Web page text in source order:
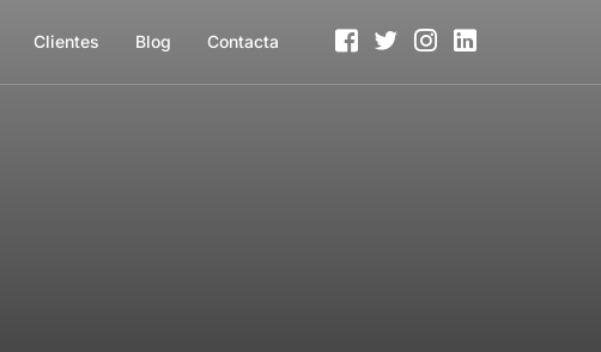
Clientes Blog Contacta